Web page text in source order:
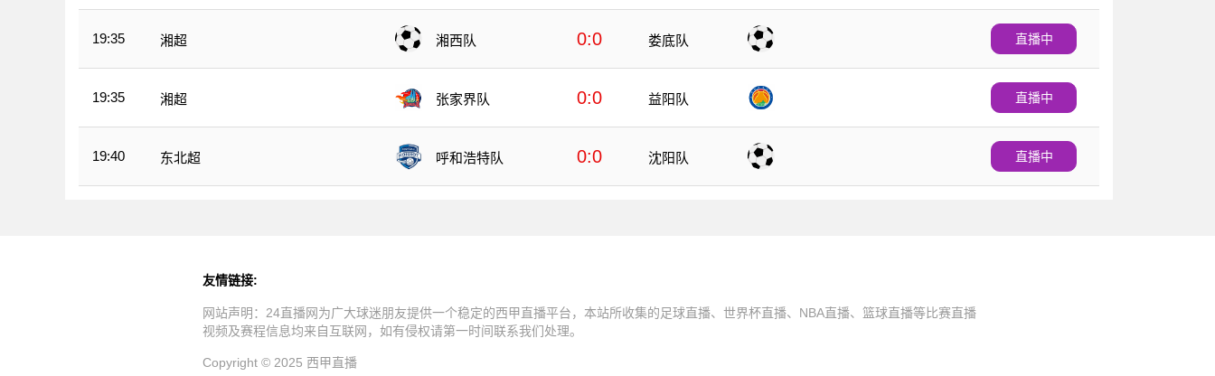
19:35 湘超 湘西队 0:0 娄底队 直播中
19:35 湘超 张家界队 0:0 益阳队 直播中
19:40 东北超 呼和浩特队 0:0 沈阳队 直播中
友情链接:
网站声明：24直播网为广大球迷朋友提供一个稳定的西甲直播平台，本站所收集的足球直播、世界杯直播、NBA直播、篮球直播等比赛直播
视频及赛程信息均来自互联网，如有侵权请第一时间联系我们处理。
Copyright © 2025 西甲直播